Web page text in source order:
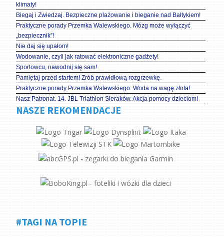
klimaty!
Biegaj i Zwiedzaj. Bezpieczne plażowanie i bieganie nad Bałtykiem!
Praktyczne porady Przemka Walewskiego. Mózg może wyłączyć
„bezpiecznik”!
Nie daj się upałom!
Wodowanie, czyli jak ratować elektroniczne gadżety!
Sportowcu, nawodnij się sam!
Pamiętaj przed startem! Zrób prawidłową rozgrzewkę.
Praktyczne porady Przemka Walewskiego. Woda na wagę złota!
Nasz Patronat. 14. JBL Triathlon Sieraków. Akcja pomocy dzieciom!
NASZE REKOMENDACJE
#TAGI NA TOPIE